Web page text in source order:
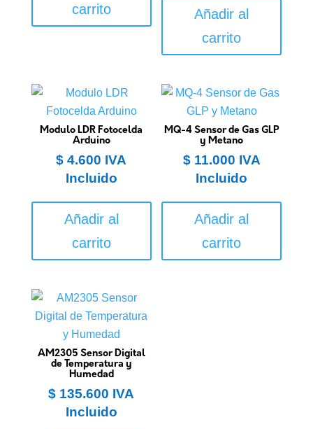
carrito
Añadir al
carrito
Modulo LDR Fotocelda
Arduino
$ 4.600 IVA
Incluido
Añadir al
carrito
MQ-4 Sensor de Gas GLP
y Metano
$11.000 IVA
Incluido
Añadir al
carrito
AM2305 Sensor Digital
de Temperatura y
Humedad
$ 135.600 IVA
Incluido